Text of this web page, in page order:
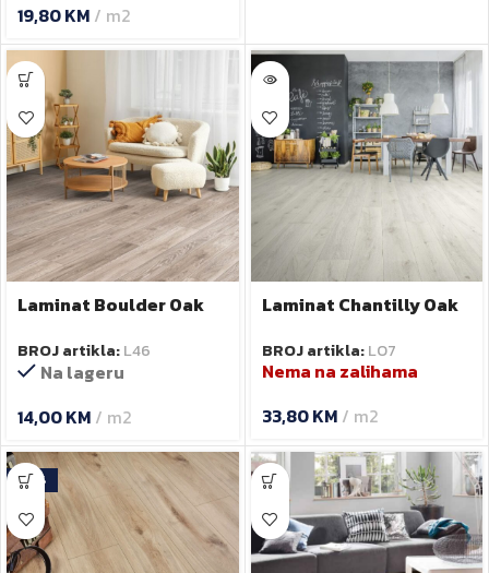
19,80KM m2
Laminat Boulder Oak
BROJ artikla:L46
Na lageru
14,00KM m2
Laminat Chantilly Oak
BROJ artikla:LO7
Nema na zalihama
33,80KM m2
-10%